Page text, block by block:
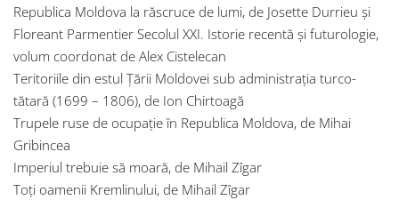
Republica Moldova la răscruce de lumi, de Josette Durrieu și
Floreant Parmentier Secolul XXI. Istorie recentă și futurologie,
volum coordonat de Alex Cistelecan
Teritoriile din estul Țării Moldovei sub administrația turco-
tătară (1699 – 1806), de Ion Chirtoagă
Trupele ruse de ocupație în Republica Moldova, de Mihai
Gribincea
Imperiul trebuie să moară, de Mihail Zîgar
Toți oamenii Kremlinului, de Mihail Zîgar